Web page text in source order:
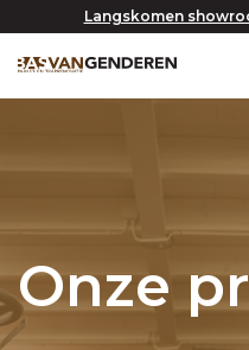
Langskomen
Onze